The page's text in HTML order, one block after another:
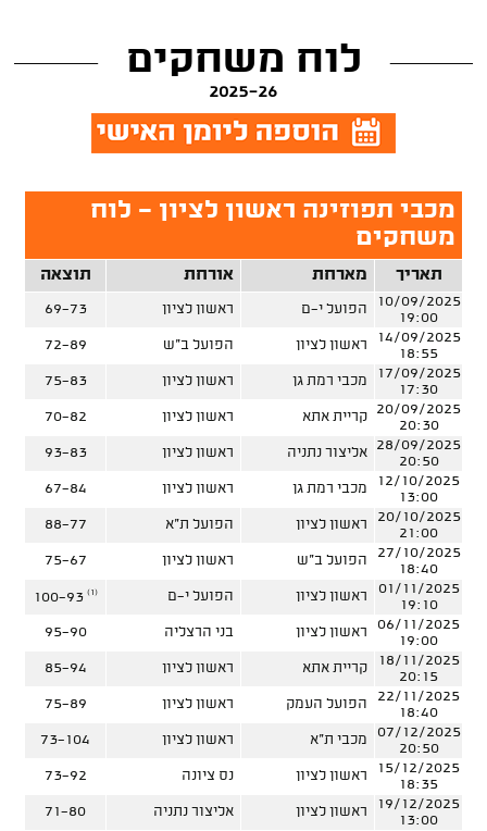
לוח משחקים
2025-26
מכבי תפוזינה ראשון לציון - לוח
משחקים
תאריך מארחת אורחת תוצאה
10/09/2025
19:00
הפועל י-ם ראשון לציון
69-73
14/09/2025
18:55
ראשון לציון הפועל ב"ש
72-89
17/09/2025
17:30
מכבי רמת גן ראשון לציון
75-83
20/09/2025
20:30
קריית אתא ראשון לציון
70-82
28/09/2025
20:50
אליצור נתניה ראשון לציון
93-83
12/10/2025
13:00
מכבי רמת גן ראשון לציון
67-84
20/10/2025
21:00
ראשון לציון הפועל ת"א
88-77
27/10/2025
18:40
הפועל ב"ש ראשון לציון
75-67
01/11/2025
19:10
ראשון לציון הפועל י-ם 100-93 (1)
06/11/2025
19:00
ראשון לציון בני הרצליה
95-90
18/11/2025
20:15
קריית אתא ראשון לציון
85-94
22/11/2025
18:40
הפועל העמק ראשון לציון
75-89
07/12/2025
20:50
מכבי ת"א ראשון לציון
73-104
15/12/2025
18:35
ראשון לציון נס ציונה
73-92
19/12/2025
13:00
ראשון לציון אליצור נתניה
71-80